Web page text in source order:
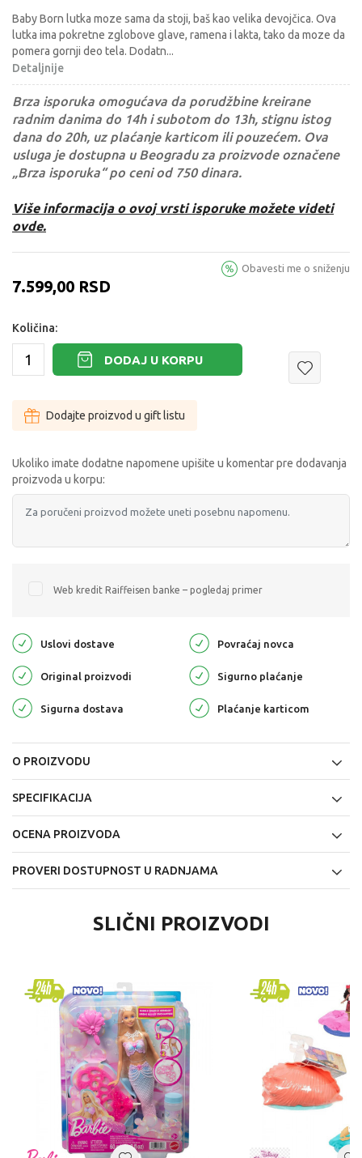
Baby Born lutka moze sama da stoji, baš kao velika devojčica. Ova
lutka ima pokretne zglobove glave, ramena i lakta, tako da moze da
pomera gornji deo tela. Dodatn...
Detaljnije
Brza isporuka omogućava da porudžbine kreirane
radnim danima do 14h i subotom do 13h, stignu istog
dana do 20h, uz plaćanje karticom ili pouzećem. Ova
usluga je dostupna u Beogradu za proizvode označene
„Brza isporuka“ po ceni od 750 dinara.
Više informacija o ovoj vrsti isporuke možete videti
ovde.
7.599,00 RSD
Obavesti me o sniženju
Količina:
DODAJ U KORPU
Dodajte proizvod u gift listu
Ukoliko imate dodatne napomene upišite u komentar pre dodavanja
proizvoda u korpu:
Web kredit Raiffeisen banke – pogledaj primer
Uslovi dostave Povraćaj novca
Original proizvodi Sigurno plaćanje
Sigurna dostava Plaćanje karticom
O PROIZVODU
SPECIFIKACIJA
OCENA PROIZVODA
PROVERI DOSTUPNOST U RADNJAMA
SLIČNI PROIZVODI